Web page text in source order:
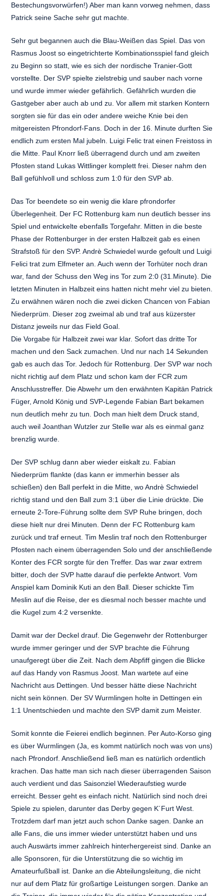
Bestechungsvorwürfen!) Aber man kann vorweg nehmen, dass
Patrick seine Sache sehr gut machte.
Sehr gut begannen auch die Blau-Weißen das Spiel. Das von
Rasmus Joost so eingetrichterte Kombinationsspiel fand gleich
zu Beginn so statt, wie es sich der nordische Tranier-Gott
vorstellte. Der SVP spielte zielstrebig und sauber nach vorne
und wurde immer wieder gefährlich. Gefährlich wurden die
Gastgeber aber auch ab und zu. Vor allem mit starken Kontern
sorgten sie für das ein oder andere weiche Knie bei den
mitgereisten Pfrondorf-Fans. Doch in der 16. Minute durften Sie
endlich zum ersten Mal jubeln. Luigi Felic trat einen Freistoss in
die Mitte. Paul Knorr ließ überragend durch und am zweiten
Pfosten stand Lukas Wittlinger komplett frei. Dieser nahm den
Ball gefühlvoll und schloss zum 1:0 für den SVP ab.
Das Tor beendete so ein wenig die klare pfrondorfer
Überlegenheit. Der FC Rottenburg kam nun deutlich besser ins
Spiel und entwickelte ebenfalls Torgefahr. Mitten in die beste
Phase der Rottenburger in der ersten Halbzeit gab es einen
Strafstoß für den SVP. Andrè Schwiedel wurde gefoult und Luigi
Felici trat zum Elfmeter an. Auch wenn der Torhüter noch dran
war, fand der Schuss den Weg ins Tor zum 2:0 (31.Minute). Die
letzten Minuten in Halbzeit eins hatten nicht mehr viel zu bieten.
Zu erwähnen wären noch die zwei dicken Chancen von Fabian
Niederprüm. Dieser zog zweimal ab und traf aus küzerster
Distanz jeweils nur das Field Goal.
Die Vorgabe für Halbzeit zwei war klar. Sofort das dritte Tor
machen und den Sack zumachen. Und nur nach 14 Sekunden
gab es auch das Tor. Jedoch für Rottenburg. Der SVP war noch
nicht richtig auf dem Platz und schon kam der FCR zum
Anschlusstreffer. Die Abwehr um den erwähnten Kapitän Patrick
Füger, Arnold König und SVP-Legende Fabian Bart bekamen
nun deutlich mehr zu tun. Doch man hielt dem Druck stand,
auch weil Joanthan Wutzler zur Stelle war als es einmal ganz
brenzlig wurde.
Der SVP schlug dann aber wieder eiskalt zu. Fabian
Niederprüm flankte (das kann er immerhin besser als
schießen) den Ball perfekt in die Mitte, wo Andrè Schwiedel
richtig stand und den Ball zum 3:1 über die Linie drückte. Die
erneute 2-Tore-Führung sollte dem SVP Ruhe bringen, doch
diese hielt nur drei Minuten. Denn der FC Rottenburg kam
zurück und traf erneut. Tim Meslin traf noch den Rottenburger
Pfosten nach einem überragenden Solo und der anschließende
Konter des FCR sorgte für den Treffer. Das war zwar extrem
bitter, doch der SVP hatte darauf die perfekte Antwort. Vom
Anspiel kam Dominik Kuti an den Ball. Dieser schickte Tim
Meslin auf die Reise, der es diesmal noch besser machte und
die Kugel zum 4:2 versenkte.
Damit war der Deckel drauf. Die Gegenwehr der Rottenburger
wurde immer geringer und der SVP brachte die Führung
unaufgeregt über die Zeit. Nach dem Abpfiff gingen die Blicke
auf das Handy von Rasmus Joost. Man wartete auf eine
Nachricht aus Dettingen. Und besser hätte diese Nachricht
nicht sein können. Der SV Wurmlingen holte in Dettingen ein
1:1 Unentschieden und machte den SVP damit zum Meister.
Somit konnte die Feierei endlich beginnen. Per Auto-Korso ging
es über Wurmlingen (Ja, es kommt natürlich noch was von uns)
nach Pfrondorf. Anschließend ließ man es natürlich ordentlich
krachen. Das hatte man sich nach dieser überragenden Saison
auch verdient und das Saisonziel Wiederaufstieg wurde
erreicht. Besser geht es einfach nicht. Natürlich sind noch drei
Spiele zu spielen, darunter das Derby gegen K´Furt West.
Trotzdem darf man jetzt auch schon Danke sagen. Danke an
alle Fans, die uns immer wieder unterstützt haben und uns
auch Auswärts immer zahlreich hinterhergereist sind. Danke an
alle Sponsoren, für die Unterstützung die so wichtig im
Amateurfußball ist. Danke an die Abteilungsleitung, die nicht
nur auf dem Platz für großartige Leistungen sorgen. Danke an